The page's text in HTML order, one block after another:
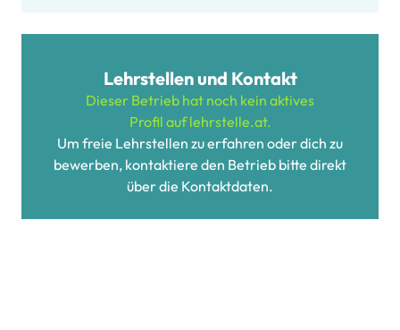
Lehrstellen und Kontakt
Dieser Betrieb hat noch kein aktives
Profil auf lehrstelle.at.
Um freie Lehrstellen zu erfahren oder dich zu
bewerben, kontaktiere den Betrieb bitte direkt
über die Kontaktdaten.